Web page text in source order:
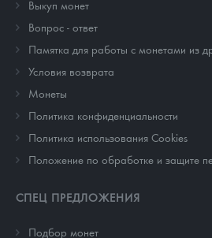
Выкуп монет
Вопрос - ответ
Памятка для работы с монетами из
Условия возврата
Монеты
Политика конфиденциальности
Политика использования Cookies
Положение по обработке и защите
СПЕЦ ПРЕДЛОЖЕНИЯ
Подбор монет